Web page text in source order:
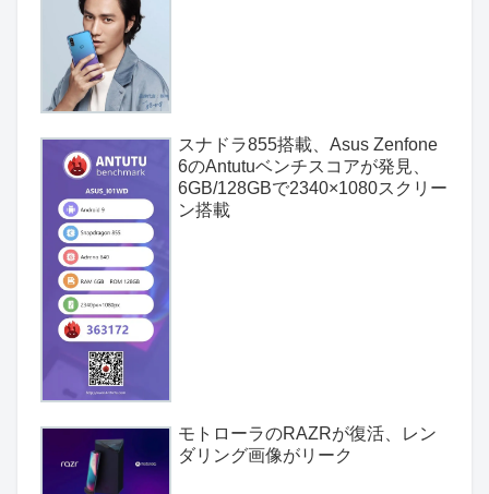
スナドラ855搭載、Asus Zenfone
6のAntutuベンチスコアが発見、
6GB/128GBで2340×1080スクリー
ン搭載
モトローラのRAZRが復活、レン
ダリング画像がリーク